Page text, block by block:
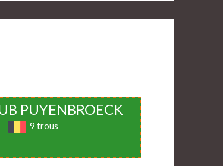
PUYENBROECK
9 trous